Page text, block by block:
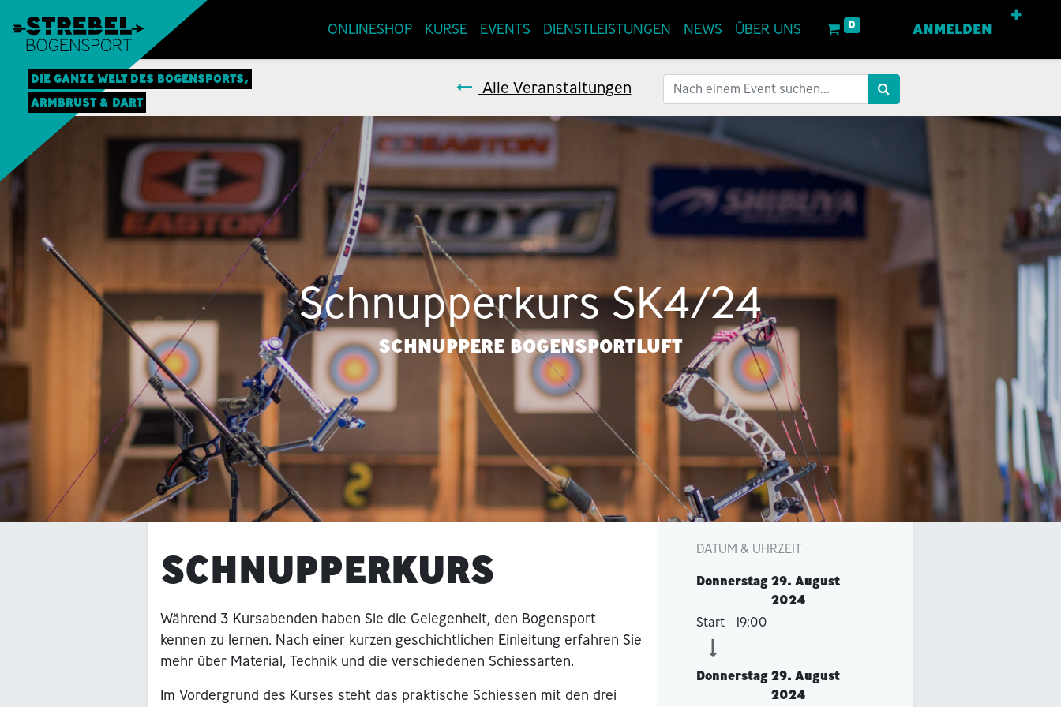
DIE GANZE WELT DES BOGENSPORTS,
ARMBRUST & DART
ONLINESHOP KURSE EVENTS DIENSTLEISTUNGEN NEWS ÜBER UNS 0 ANMELDEN
Alle Veranstaltungen
Schnupperkurs SK4/24
SCHNUPPERE BOGENSPORTLUFT
SCHNUPPERKURS
Während 3 Kursabenden haben Sie die Gelegenheit, den Bogensport
kennen zu lernen. Nach einer kurzen geschichtlichen Einleitung erfahren Sie
mehr über Material, Technik und die verschiedenen Schiessarten.
Im Vordergrund des Kurses steht das praktische Schiessen mit den drei
DATUM & UHRZEIT
Donnerstag 29. August
2024
Start - 19:00
Donnerstag 29. August
2024